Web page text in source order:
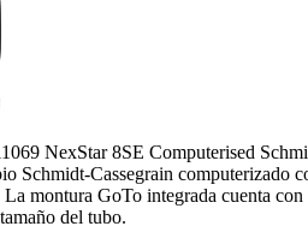
NexStar 8SE Computerised
Schmidt-Cassegrain computerizado
montura GoTo integrada cuenta
del tubo.